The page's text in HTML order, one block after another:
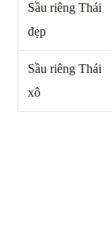
Sầu riêng Thái
đẹp
Sầu riêng Thái
xô